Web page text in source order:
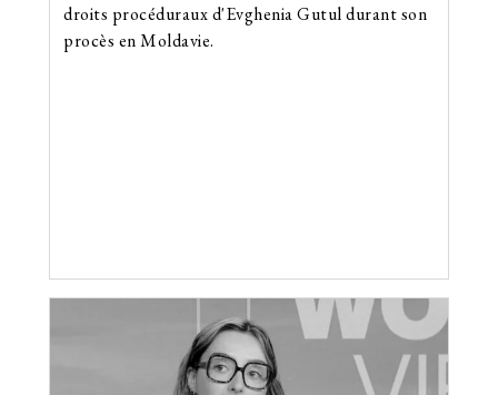
droits procéduraux d'Evghenia Gutul durant son
procès en Moldavie.